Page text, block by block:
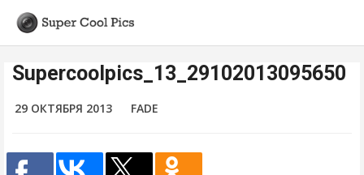
Supercoolpics_13_29102013095650
29 ОКТЯБРЯ 2013 FADE